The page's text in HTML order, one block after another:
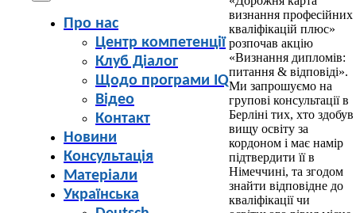
Про нас
Центр компетенції
Клуб Діалог
Щодо програми IQ
Відео
Контакт
Новини
Консультація
Матеріали
Українська
визнання професійних
кваліфікацій плюс»
розпочав акцію
«Визнання дипломів:
питання & відповіді».
Ми запрошуємо на
групові консультації в
Берліні тих, хто здобув
вищу освіту за
кордоном і має намір
підтвердити її в
Німеччині, та згодом
знайти відповідне до
кваліфікації чи